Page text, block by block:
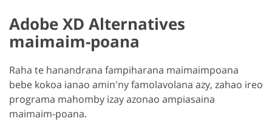
Adobe XD Alternatives
maimaim-poana
Raha te hanandrana fampiharana maimaimpoana
bebe kokoa ianao amin'ny famolavolana azy, zahao ireo
programa mahomby izay azonao ampiasaina
maimaim-poana.